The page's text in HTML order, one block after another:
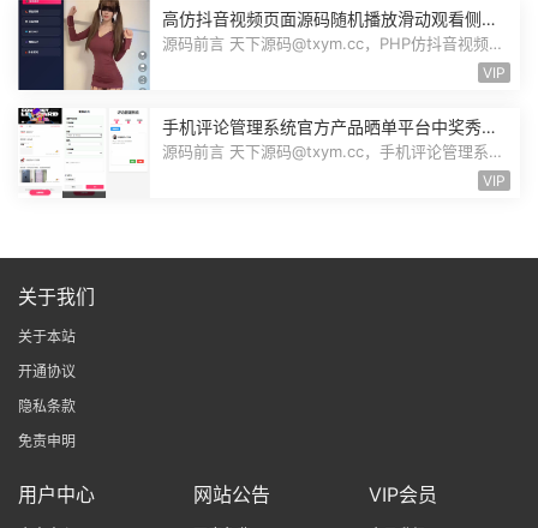
高仿抖音视频页面源码随机播放滑动观看侧栏
切换美女小姐姐才艺表演自适应PHP源码
源码前言 天下源码@txym.cc，PHP仿抖音视频播
VIP
手机评论管理系统官方产品晒单平台中奖秀晒
图秀体验秀互动秀买家在线评论晒单源码
源码前言 天下源码@txym.cc，手机评论管理系统
VIP
关于我们
关于本站
开通协议
隐私条款
免责申明
用户中心 网站公告 VIP会员